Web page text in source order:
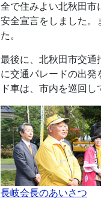
全で住みよい北秋田市
安全宣言をしました。
た。
最後に、北秋田市交通
に交通パレードの出
ド車は、市内を巡回し
長岐会長のあいさつ